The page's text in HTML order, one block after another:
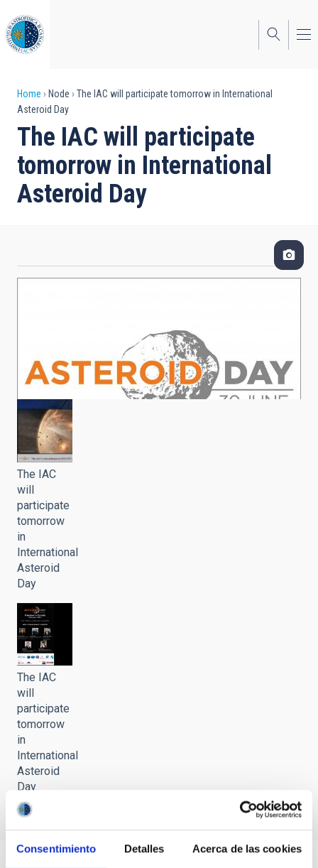
Consentimiento Detalles Acerca de las cookies
to
main
content
Breadcrumb
Home Node
The IAC will participate tomorrow in International
Asteroid Day
The IAC will participate
tomorrow in International
Asteroid Day
The IAC
will
participate
tomorrow
in
International
Asteroid
Day
The IAC
will
participate
tomorrow
in
International
Asteroid
Day